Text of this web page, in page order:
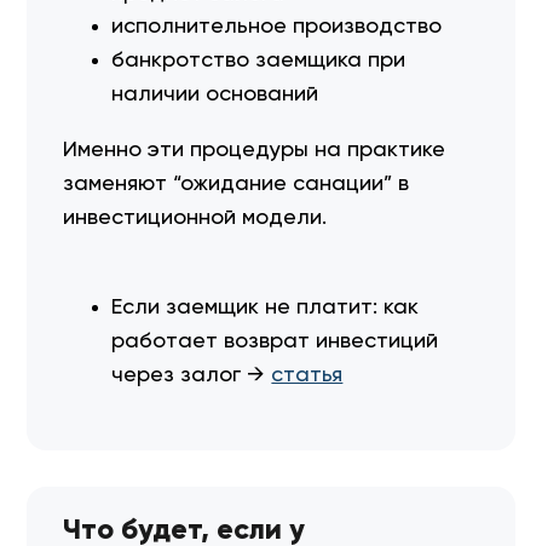
исполнительное производство
банкротство заемщика при
наличии оснований
Именно эти процедуры на практике
заменяют “ожидание санации” в
инвестиционной модели.
Если заемщик не платит: как
работает возврат инвестиций
через залог → статья
Что будет, если у